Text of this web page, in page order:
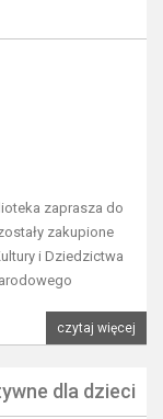
zaprasza do
zakupione
i Dziedzictwa
czytaj więcej
dla dzieci